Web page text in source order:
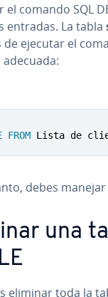
el comando SQL
entradas. La tabla
de ejecutar el
FROM Lista de
debes
una
eliminar toda la